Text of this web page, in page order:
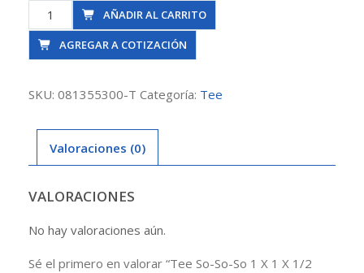
Tee
So-
So-
1
Agua
cantidad
AÑADIR AL CARRITO
AGREGAR A COTIZACIÓN
SKU: 081355300-T Categoría: Tee
Valoraciones (0)
VALORACIONES
No hay valoraciones aún.
Sé el primero en valorar “Tee So-So-So 1 X 1 X 1/2